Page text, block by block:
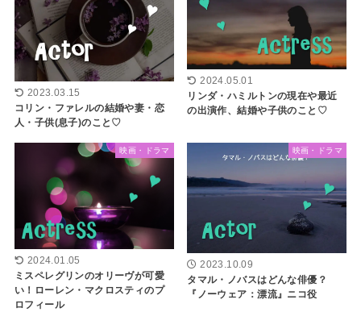
2023.03.15
コリン・ファレルの結婚や妻・恋
人・子供(息子)のこと♡
2024.05.01
リンダ・ハミルトンの現在や最近
の出演作、結婚や子供のこと♡
映画・ドラマ
2024.01.05
ミスペレグリンのオリーヴが可愛
い！ローレン・マクロスティのプ
ロフィール
映画・ドラマ
2023.10.09
タマル・ノバスはどんな俳優？
『ノーウェア：漂流』ニコ役